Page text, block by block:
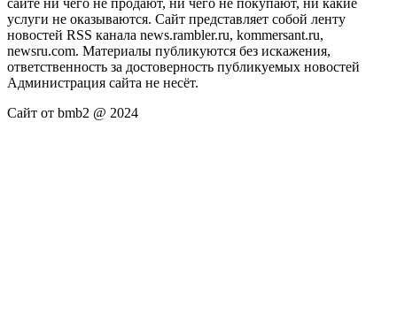
услуги не оказываются. Сайт представляет собой ленту
новостей RSS канала news.rambler.ru, kommersant.ru,
newsru.com. Материалы публикуются без искажения,
ответственность за достоверность публикуемых новостей
Администрация сайта не несёт.
Сайт от bmb2 @ 2024